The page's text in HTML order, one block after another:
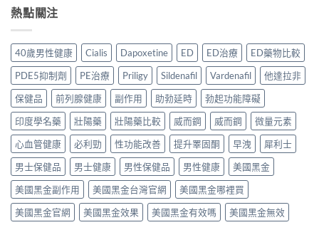
一
次
清
楚〉
中
香
家
實
測
評
價〉
中
見
用、
安
全
服
方
法
與
正
貨
購
買
指
南〉
中
貨？
購
買
渠
道
價
錢
完
整
指
南〉
中
液
哪
買
先
安
心？
2026
年
香
港
延
時
噴
霧
購
買
指
熱點關注
40歲男性健康 Cialis Dapoxetine ED ED治療
ED藥物比較
PDE5抑制劑
PE治療 Priligy Sildenafil Vardenafil
他達拉非
保健品
前列腺健康 副作用 助勃延時
勃起功能障礙
印度學名藥
壯陽藥 壯陽藥比較 威而鋼 威而鋼
微量元素
心血管健康
必利勁 性功能改善 提升睪固酮 早洩
犀利士
男士保健品
男士健康 男性保健品 男性健康
美國黑金
美國黑金副作用
美國黑金台灣官網
美國黑金哪裡買
美國黑金官網
美國黑金效果 美國黑金有效嗎
美國黑金無效